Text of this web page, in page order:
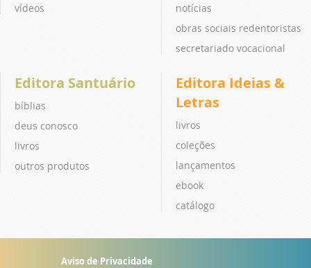
vídeos
notícias
obras sociais redentoristas
secretariado vocacional
Editora Santuário
bíblias
deus conosco
livros
outros produtos
Editora Ideias &
Letras
livros
coleções
lançamentos
ebook
catálogo
Aviso de Privacidade